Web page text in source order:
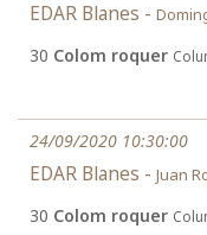
EDAR Blanes -
30 Colom roquer
24/09/2020 10:30:00
EDAR Blanes - Juan
30 Colom roquer